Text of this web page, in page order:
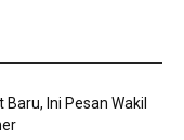
Ini Pesan Wakil